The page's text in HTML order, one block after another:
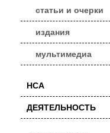
статьи и очерки
издания
мультимедиа
НСА
ДЕЯТЕЛЬНОСТЬ